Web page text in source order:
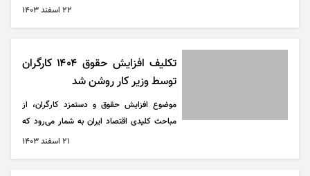
سه گروه ارقام پیشنهادی خود برای افزایش مزد
۲۲ اسفند ۱۴۰۳
تکلیف افزایش حقوق ۱۴۰۴ کارگران
توسط وزیر کار روشن شد
موضوع افزایش حقوق و دستمزد کارگران، از
مباحث کلیدی اقتصاد ایران به شمار می‌رود که
هر سال توجه این قشر زحمتکش را به خود جلب
۲۱ اسفند ۱۴۰۳